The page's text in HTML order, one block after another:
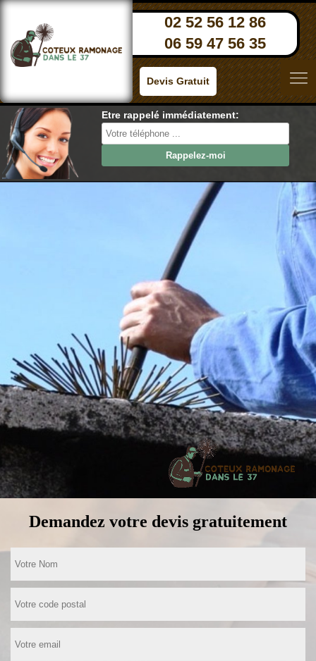
02 52 56 12 86
06 59 47 56 35
Devis Gratuit
Etre rappelé immédiatement:
Demandez votre devis gratuitement